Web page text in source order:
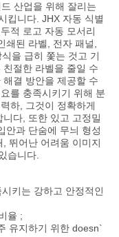
산업을 위해 잘리는
킵니다. JHX 자동 식별
적 로고 자동 모서리
쇄된 라벨, 전자 패널,
을 급히 쫓는 것고 기
절한 라벨을 줄일 수
결 방안을 제공할 수
를 충족시키기 위해 분
하, 그것이 정확하게
다, 또한 있고 고정밀
안과 단숨에 무늬 형성
뛰어난 어려움 이미지
습니다.
키는 강하고 안정적인
율 ;
유지하기 위한 doesn`